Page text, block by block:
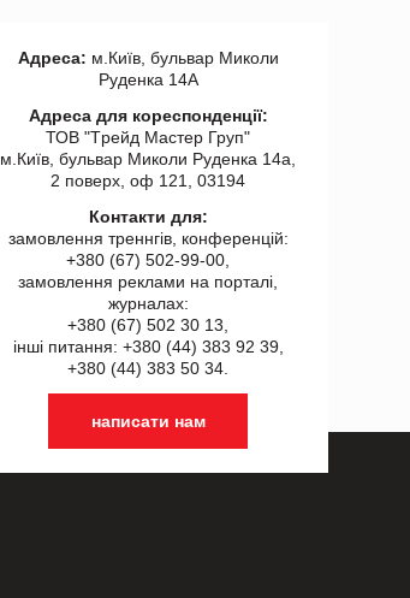
Адреса: м.Київ, бульвар Миколи
Руденка 14А
Адреса для кореспонденції:
ТОВ "Tрейд Мастер Груп"
м.Київ, бульвар Миколи Руденка 14а,
2 поверх, оф 121, 03194
Контакти для:
замовлення треннгів, конференцій:
+380 (67) 502-99-00,
замовлення реклами на порталі,
журналах:
+380 (67) 502 30 13,
інші питання: +380 (44) 383 92 39,
+380 (44) 383 50 34.
написати нам